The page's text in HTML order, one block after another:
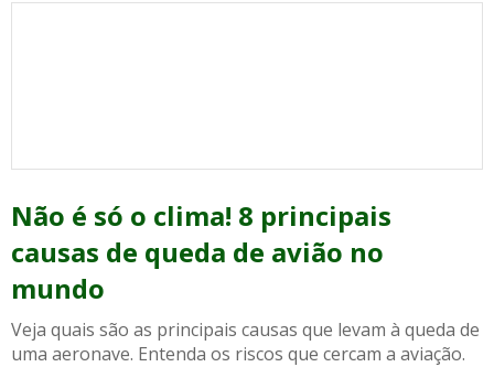
Não é só o clima! 8 principais
causas de queda de avião no
mundo
Veja quais são as principais causas que levam à queda de
uma aeronave. Entenda os riscos que cercam a aviação.